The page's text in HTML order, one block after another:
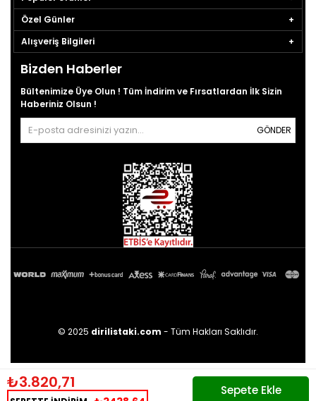
₺3.820,71
Özel Günler
Alışveriş Bilgileri
Bizden Haberler
Bültenimize Üye Olun ! Tüm İndirim ve Fırsatlardan İlk Sizin
Haberiniz Olsun !
GÖNDER
© 2025 dirilistaki.com - Tüm Hakları Saklıdır.